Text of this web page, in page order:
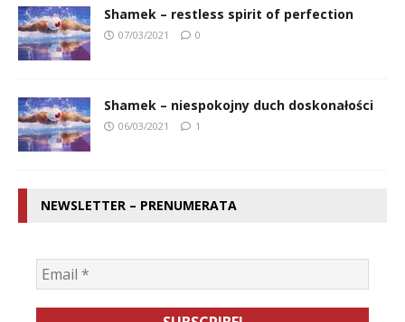
Shamek – restless spirit of perfection
07/03/2021 0
Shamek – niespokojny duch doskonałości
06/03/2021 1
NEWSLETTER – PRENUMERATA